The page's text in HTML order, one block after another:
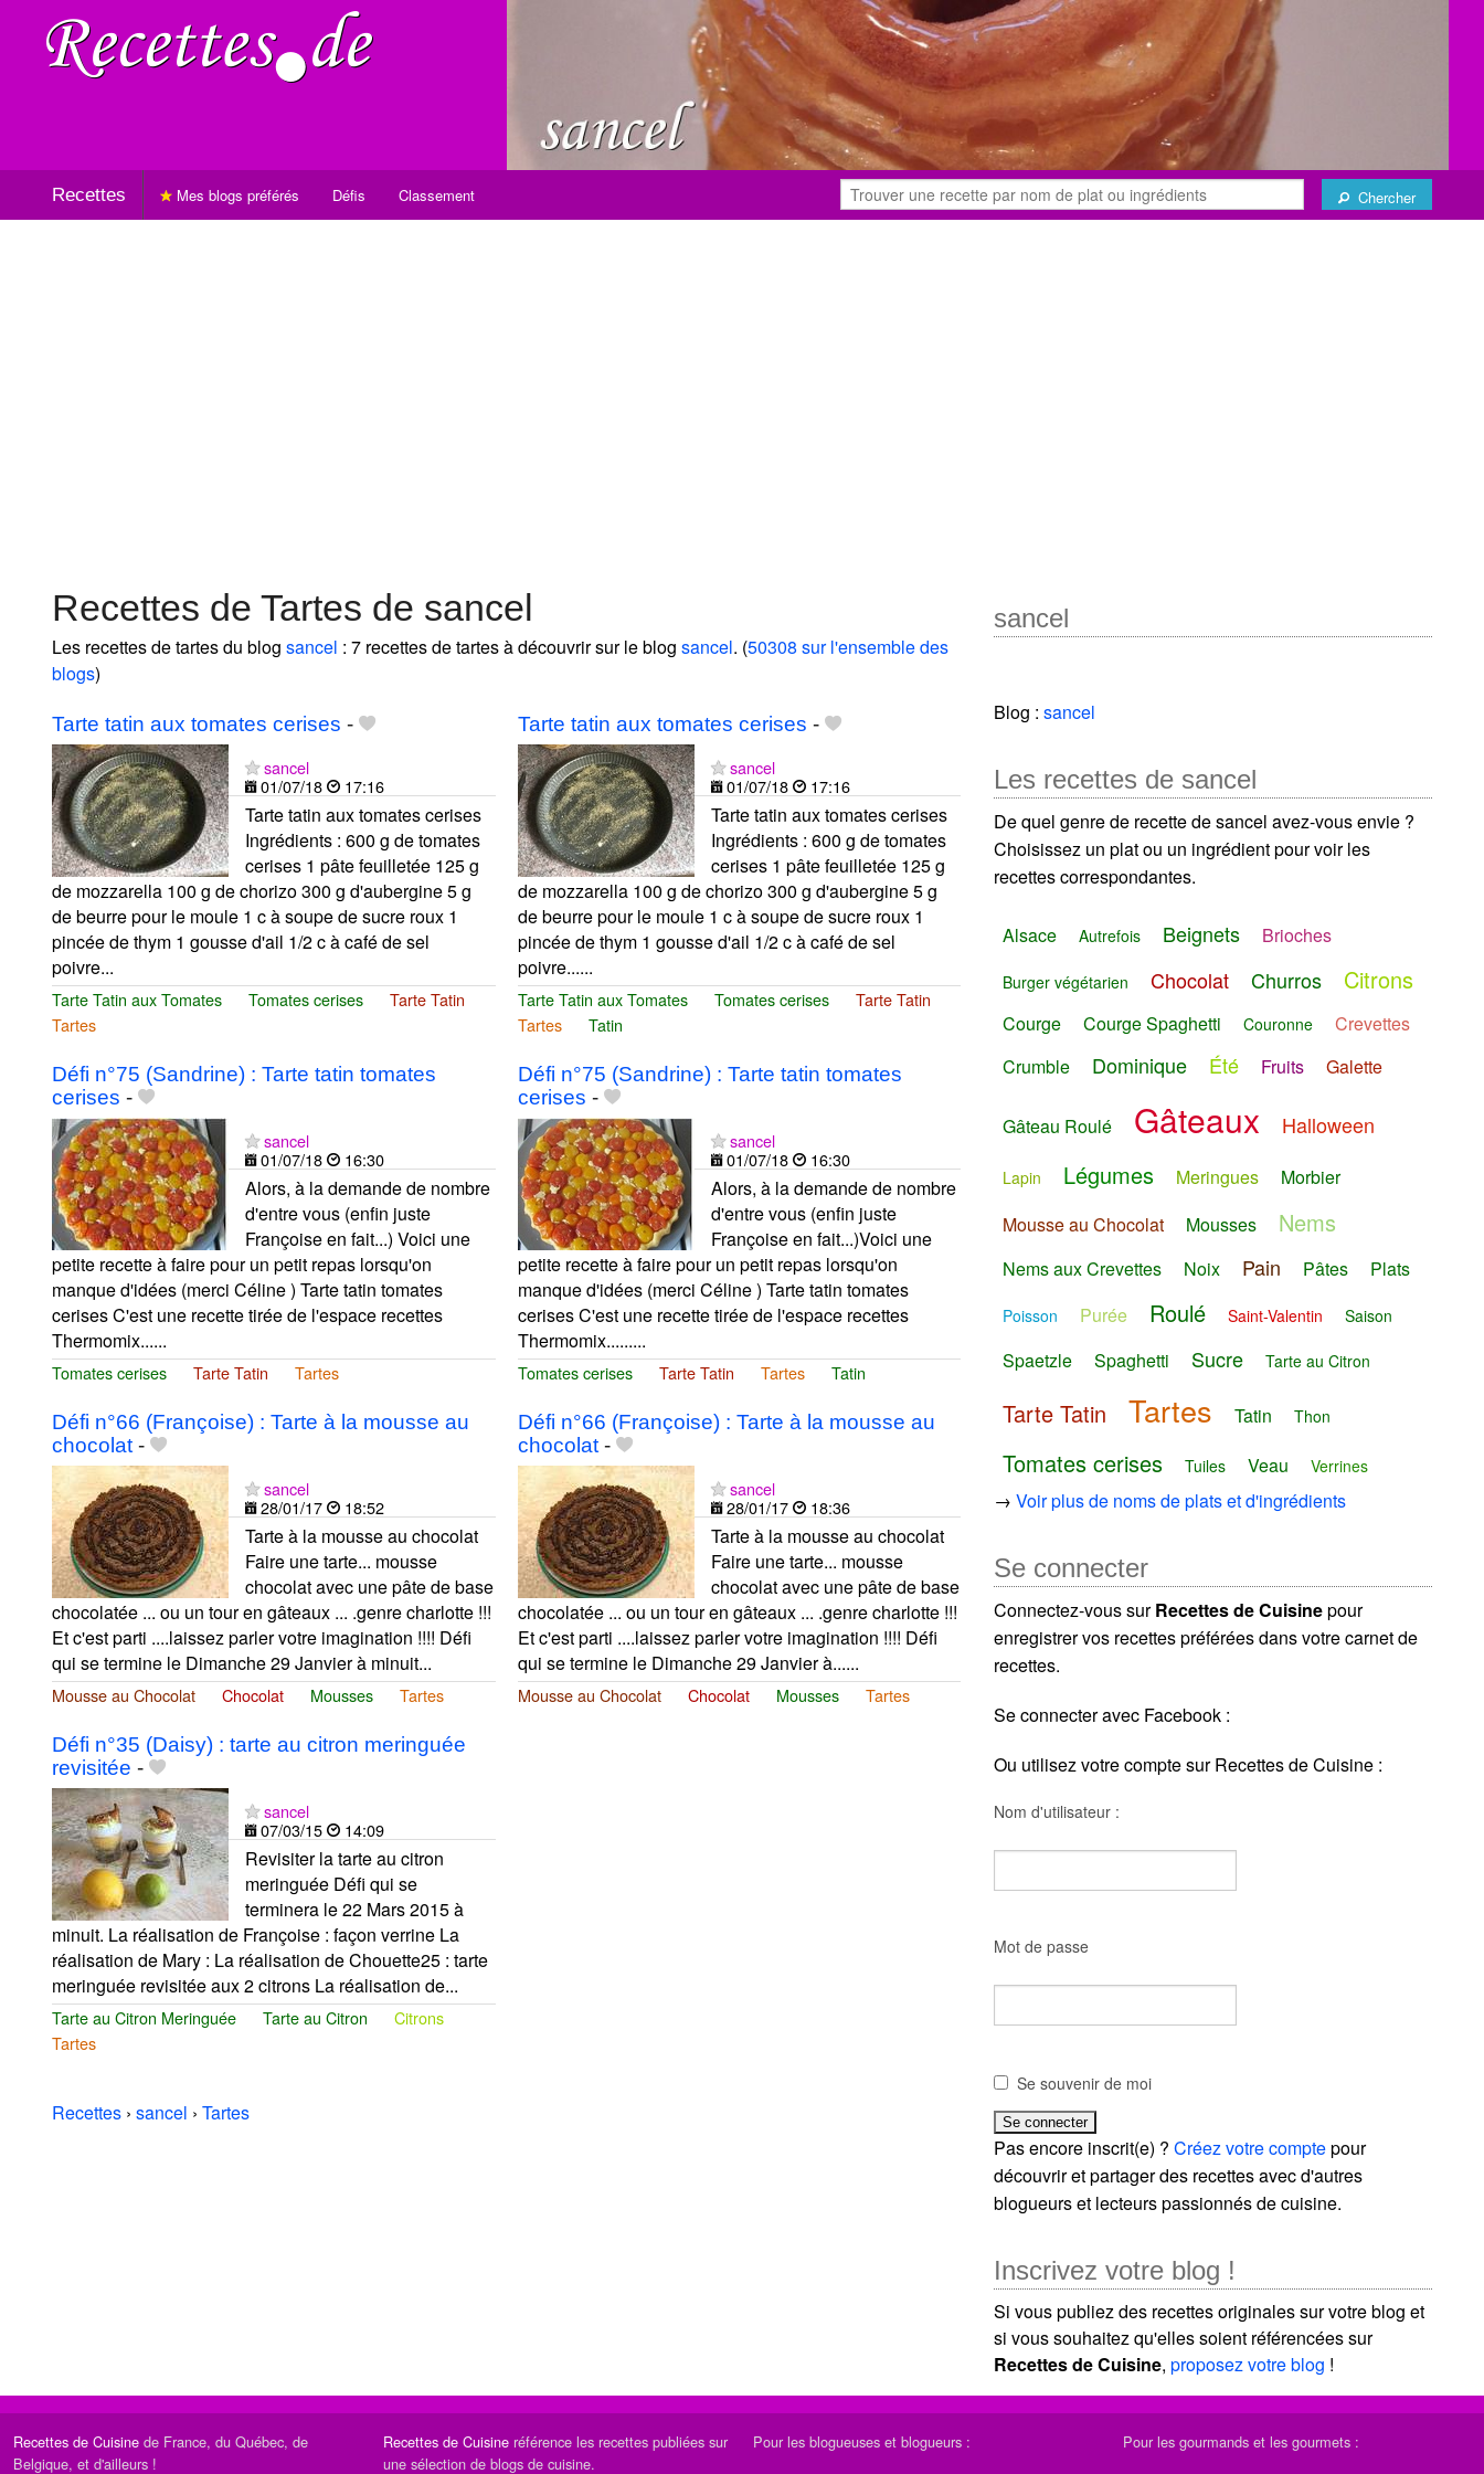
Recettes Chercher
Mes blogs préférés Défis Classement
Recettes de Tartes de sancel
Les recettes de tartes du blog sancel : 7 recettes de tartes à découvrir sur le blog sancel. (50308 sur l'ensemble des
blogs)
Tarte tatin aux tomates cerises -
sancel
01/07/18
17:16
Tarte tatin aux tomates cerises
Ingrédients : 600 g de tomates
cerises 1 pâte feuilletée 125 g
de mozzarella 100 g de chorizo 300 g d'aubergine 5 g
de beurre pour le moule 1 c à soupe de sucre roux 1
pincée de thym 1 gousse d'ail 1/2 c à café de sel
poivre...
Tarte Tatin aux Tomates Tomates cerises
Tarte Tatin
Tartes
Tarte tatin aux tomates cerises -
sancel
01/07/18
17:16
Tarte tatin aux tomates cerises
Ingrédients : 600 g de tomates
cerises 1 pâte feuilletée 125 g
de mozzarella 100 g de chorizo 300 g d'aubergine 5 g
de beurre pour le moule 1 c à soupe de sucre roux 1
pincée de thym 1 gousse d'ail 1/2 c à café de sel
poivre......
Tarte Tatin aux Tomates Tomates cerises
Tarte Tatin
Tartes
Tatin
Défi n°75 (Sandrine) : Tarte tatin tomates
cerises -
sancel
01/07/18
16:30
Alors, à la demande de nombre
d'entre vous (enfin juste
Françoise en fait...) Voici une
petite recette à faire pour un petit repas lorsqu'on
manque d'idées (merci Céline ) Tarte tatin tomates
cerises C'est une recette tirée de l'espace recettes
Thermomix......
Tomates cerises Tarte Tatin Tartes
Défi n°75 (Sandrine) : Tarte tatin tomates
cerises -
sancel
01/07/18
16:30
Alors, à la demande de nombre
d'entre vous (enfin juste
Françoise en fait...)Voici une
petite recette à faire pour un petit repas lorsqu'on
manque d'idées (merci Céline ) Tarte tatin tomates
cerises C'est une recette tirée de l'espace recettes
Thermomix.........
Tomates cerises Tarte Tatin Tartes Tatin
Défi n°66 (Françoise) : Tarte à la mousse au
chocolat -
sancel
28/01/17
18:52
Tarte à la mousse au chocolat
Faire une tarte... mousse
chocolat avec une pâte de base
chocolatée ... ou un tour en gâteaux ... .genre charlotte !!!
Et c'est parti ....laissez parler votre imagination !!!! Défi
qui se termine le Dimanche 29 Janvier à minuit...
Mousse au Chocolat Chocolat Mousses Tartes
Défi n°66 (Françoise) : Tarte à la mousse au
chocolat-
sancel
28/01/17
18:36
Tarte à la mousse au chocolat
Faire une tarte... mousse
chocolat avec une pâte de base
chocolatée ... ou un tour en gâteaux ... .genre charlotte !!!
Et c'est parti ....laissez parler votre imagination !!!! Défi
qui se termine le Dimanche 29 Janvier à......
Mousse au Chocolat Chocolat Mousses Tartes
Défi n°35 (Daisy) : tarte au citron meringuée
revisitée -
sancel
07/03/15
14:09
Revisiter la tarte au citron
meringuée Défi qui se
terminera le 22 Mars 2015 à
minuit. La réalisation de Françoise : façon verrine La
réalisation de Mary : La réalisation de Chouette25 : tarte
meringuée revisitée aux 2 citrons La réalisation de...
Tarte au Citron Meringuée Tarte au Citron
Citrons
Tartes
Recettes › sancel › Tartes
sancel
Blog :sancel
Les recettes de sancel
De quel genre de recette de sancel avez-vous envie ?
Choisissez un plat ou un ingrédient pour voir les
recettes correspondantes.
Alsace Autrefois Beignets Brioches
Burger végétarien Chocolat Churros Citrons
Courge Courge Spaghetti Couronne
Crevettes
Crumble
Dominique Été Fruits Galette
Gâteau Roulé Gâteaux Halloween
Lapin Légumes Meringues
Morbier
Mousse au Chocolat
Mousses Nems
Nems aux Crevettes Noix Pain Pâtes Plats
Poisson Purée Roulé Saint-Valentin Saison
Spaetzle Spaghetti Sucre Tarte au Citron
Tarte Tatin Tartes Tatin Thon
Tomates cerises Tuiles Veau Verrines
→Voir plus de noms de plats et d'ingrédients
Se connecter
Connectez-vous surRecettes de Cuisinepour
enregistrer vos recettes préférées dans votre carnet de
recettes.
Se connecter avec Facebook :
Ou utilisez votre compte sur Recettes de Cuisine :
Nom d'utilisateur :
Mot de passe
Se souvenir de moi
Pas encore inscrit(e) ?Créez votre comptepour
découvrir et partager des recettes avec d'autres
blogueurs et lecteurs passionnés de cuisine.
Inscrivez votre blog !
Si vous publiez des recettes originales sur votre blog et
si vous souhaitez qu'elles soient référencées sur
Recettes de Cuisine,proposez votre blog !
Recettes de Cuisine de France, du Québec, de
Belgique, et d'ailleurs !
Recettes de Cuisine référence les recettes publiées sur
une sélection de blogs de cuisine.
Pour les blogueuses et blogueurs :
Pour les gourmands et les gourmets :